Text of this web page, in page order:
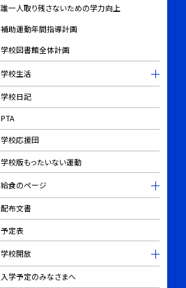
誰一人取り残さないための学力向上
補助運動年間指導計画
学校図書館全体計画
学校生活
学校日記
PTA
学校応援団
学校版もったいない運動
給食のページ
配布文書
予定表
学校開放
入学予定のみなさまへ